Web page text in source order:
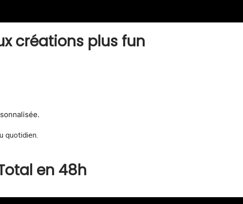
créations plus fun
quotidien.
en 48h